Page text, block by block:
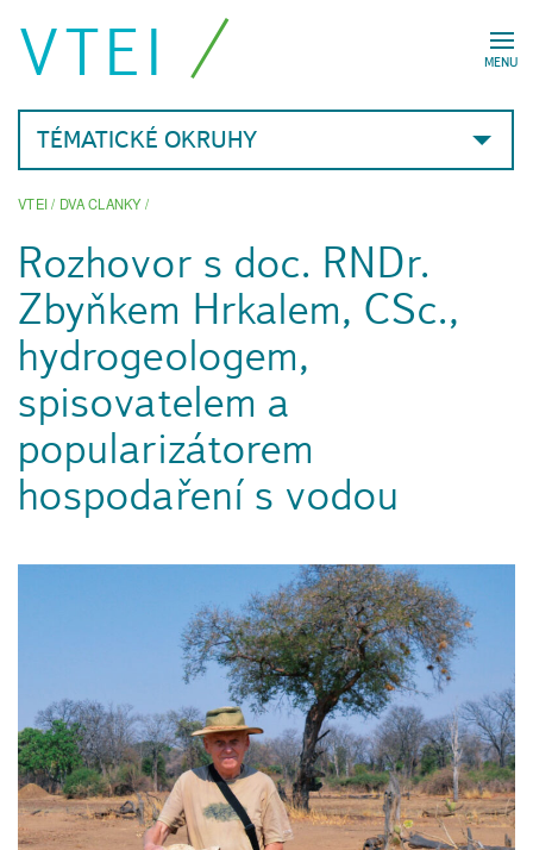
MENU
VTEI
TÉMATICKÉ OKRUHY
VTEI/ DVA CLANKY/
Rozhovor s doc. RNDr.
Zbyňkem Hrkalem, CSc.,
hydrogeologem,
spisovatelem a
popularizátorem
hospodaření s vodou